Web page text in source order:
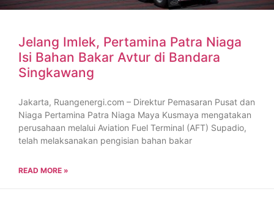
Jelang Imlek, Pertamina Patra Niaga
Isi Bahan Bakar Avtur di Bandara
Singkawang
Jakarta, Ruangenergi.com – Direktur Pemasaran Pusat dan
Niaga Pertamina Patra Niaga Maya Kusmaya mengatakan
perusahaan melalui Aviation Fuel Terminal (AFT) Supadio,
telah melaksanakan pengisian bahan bakar
READ MORE »